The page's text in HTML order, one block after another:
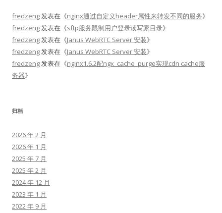
fredzeng发表在《nginx通过自定义header属性来转发不同的服务》
fredzeng发表在《sftp服务限制用户登录读写家目录》
fredzeng发表在《Janus WebRTC Server 安装》
fredzeng发表在《Janus WebRTC Server 安装》
fredzeng发表在《nginx1.6.2配ngx_cache_purge实现cdn cache服
务器》
归档
2026 年 2 月
2026 年 1 月
2025 年 7 月
2025 年 2 月
2024 年 12 月
2023 年 1 月
2022 年 9 月